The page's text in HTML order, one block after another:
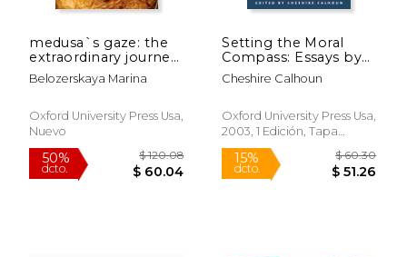
medusa`s gaze: the
extraordinary journey
of the tazza farnese
(en Inglés)
Belozerskaya Marina
Oxford University Press Usa,
Nuevo
Setting the Moral
Compass: Essays by
Women Philosophers
(Studies in Feminist
Inglés)
Cheshire Calhoun
Oxford University Press Usa,
2003, 1 Edición, Tapa
Blanda, Nuevo